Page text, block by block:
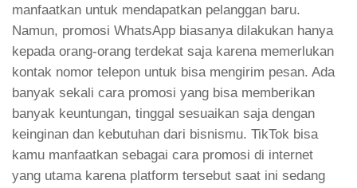
manfaatkan untuk mendapatkan pelanggan baru.
Namun, promosi WhatsApp biasanya dilakukan hanya
kepada orang-orang terdekat saja karena memerlukan
kontak nomor telepon untuk bisa mengirim pesan. Ada
banyak sekali cara promosi yang bisa memberikan
banyak keuntungan, tinggal sesuaikan saja dengan
keinginan dan kebutuhan dari bisnismu. TikTok bisa
kamu manfaatkan sebagai cara promosi di internet
yang utama karena platform tersebut saat ini sedang